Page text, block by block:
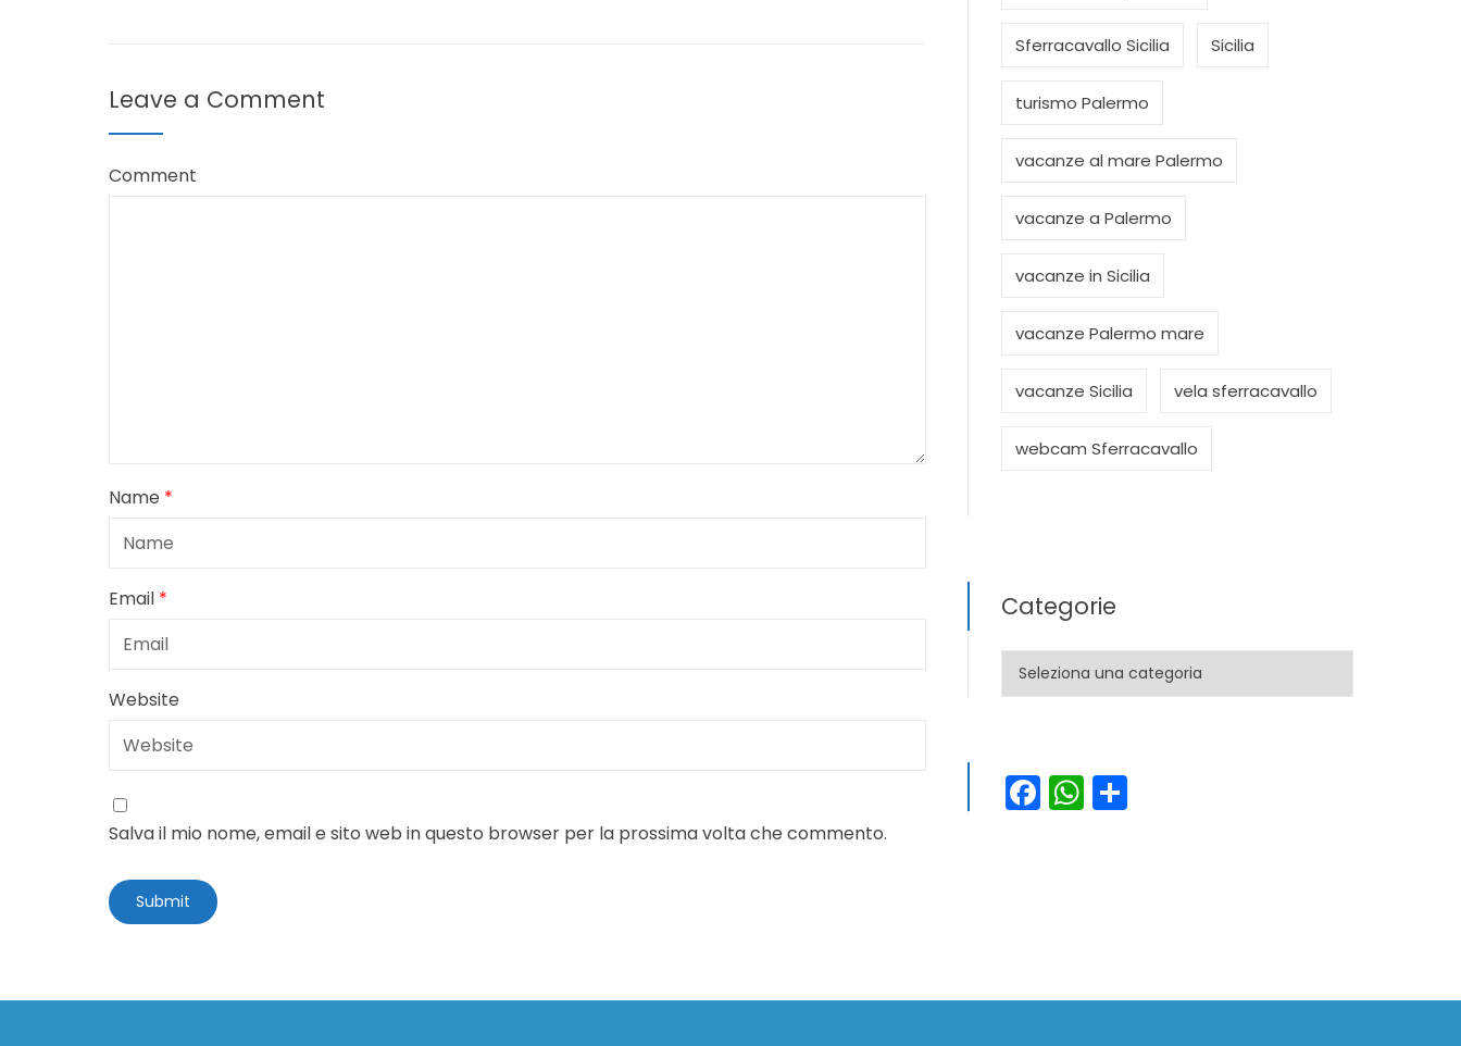
Leave a Comment
Comment
Name *
Email *
Website
Salva il mio nome, email e sito web in questo browser per la prossima volta che commento.
Sferracavallo Sicilia Sicilia
turismo Palermo
vacanze al mare Palermo
vacanze a Palermo
vacanze in Sicilia
vacanze Palermo mare
vacanze Sicilia vela sferracavallo
webcam Sferracavallo
Categorie
Categorie
Facebook
WhatsApp
Condividi